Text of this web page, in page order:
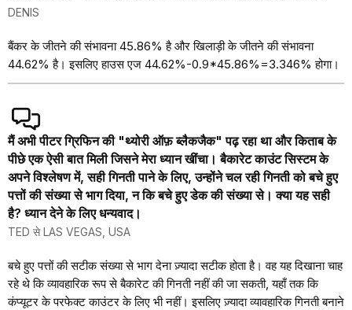
DENIS
बैंकर के जीतने की संभावना 45.86% है और खिलाड़ी के जीतने की संभावना
44.62% है। इसलिए हाउस एज 44.62%-0.9*45.86%=3.346% होगा।
मैं अभी पीटर ग्रिफिन की "थ्योरी ऑफ़ ब्लैकजैक" पढ़ रहा था और किताब के
पीछे एक ऐसी बात मिली जिसने मेरा ध्यान खींचा। बैकारेट काउंट सिस्टम के
अपने विश्लेषण में, सही गिनती पाने के लिए, उन्होंने चल रही गिनती को बचे हुए
पत्तों की संख्या से भाग दिया, न कि बचे हुए डेक की संख्या से। क्या यह सही
है? ध्यान देने के लिए धन्यवाद।
TED से LAS VEGAS, USA
बचे हुए पत्तों की सटीक संख्या से भाग देना ज़्यादा सटीक होता है। वह यह दिखाना चाह
रहे थे कि व्यावहारिक रूप से बैकारेट की गिनती नहीं की जा सकती, यहाँ तक कि
कंप्यूटर के परफेक्ट काउंटर के लिए भी नहीं। इसलिए ज़्यादा व्यावहारिक गिनती बनाने